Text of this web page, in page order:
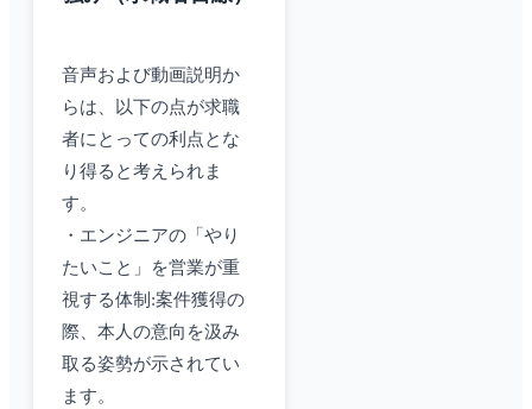
音声および動画説明か
らは、以下の点が求職
者にとっての利点とな
り得ると考えられま
す。
・エンジニアの「やり
たいこと」を営業が重
視する体制:案件獲得の
際、本人の意向を汲み
取る姿勢が示されてい
ます。